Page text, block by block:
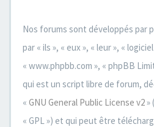
Nos forums sont développés par
par « ils », « eux », « leur », «
« www.phpbb.com », « phpBB
qui est un script libre de forum,
« GNU General Public License v2»
« GPL ») et qui peut être